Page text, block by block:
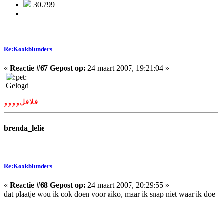
30.799
Re:Kookblunders
« Reactie #67 Gepost op: 24 maart 2007, 19:21:04 »
Gelogd
,,,,فلافل
brenda_lelie
Re:Kookblunders
« Reactie #68 Gepost op: 24 maart 2007, 20:29:55 »
dat plaatje wou ik ook doen voor aiko, maar ik snap niet waar ik